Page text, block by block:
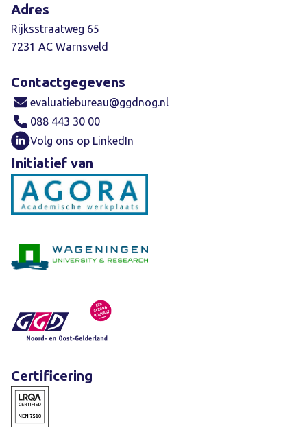
Adres
Rijksstraatweg 65
7231 AC Warnsveld
Contactgegevens
evaluatiebureau@ggdnog.nl
088 443 30 00
Volg ons op LinkedIn
Initiatief van
Certificering